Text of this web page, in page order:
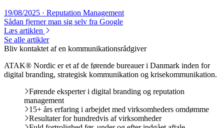
19/08/2025 · Reputation Management
Sådan fjerner man sig selv fra Google
Læs artiklen
Se alle artikler
Bliv kontaktet af en kommunikationsrådgiver
ATAK® Nordic er et af de førende bureauer i Danmark inden for
digital branding, strategisk kommunikation og krisekommunikation.
Førende eksperter i digital branding og reputation
management
15+ års erfaring i arbejdet med virksomheders omdømme
Resultater for hundredvis af virksomheder